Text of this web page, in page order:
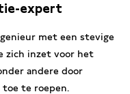
expert
met een stevige
zich inzet voor het
andere door
te roepen.